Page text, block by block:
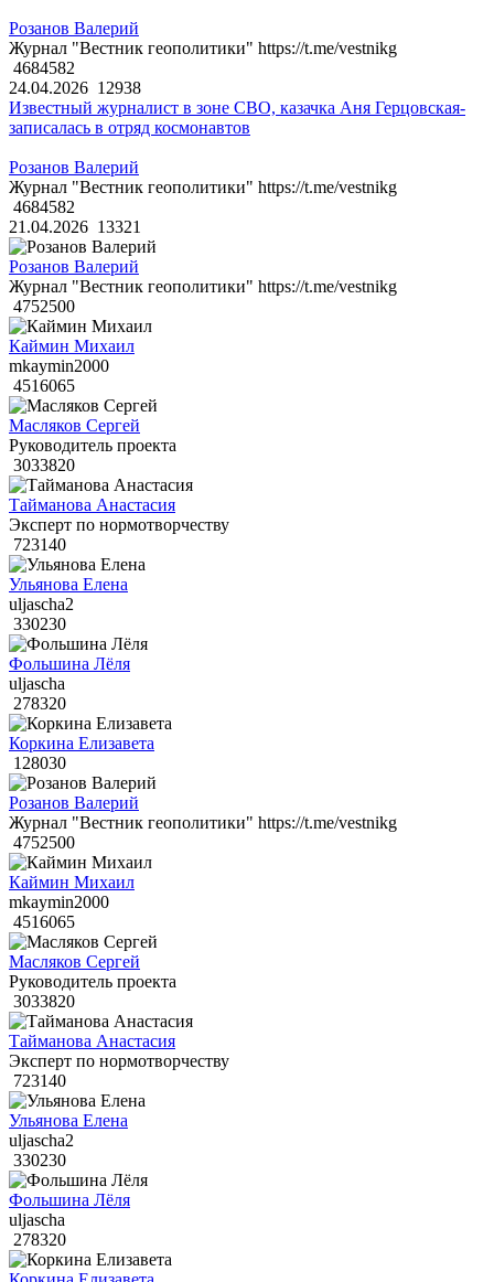
Розанов Валерий
Журнал "Вестник геополитики" https://t.me/vestnikg
4684582
24.04.2026 12938
Известный журналист в зоне СВО, казачка Аня Герцовская-
записалась в отряд космонавтов
Розанов Валерий
Журнал "Вестник геополитики" https://t.me/vestnikg
4684582
21.04.2026 13321
Розанов Валерий
Журнал "Вестник геополитики" https://t.me/vestnikg
4752500
Каймин Михаил
mkaymin2000
4516065
Масляков Сергей
Руководитель проекта
3033820
Тайманова Анастасия
Эксперт по нормотворчеству
723140
Ульянова Елена
uljascha2
330230
Фольшина Лёля
uljascha
278320
Коркина Елизавета
128030
Розанов Валерий
Журнал "Вестник геополитики" https://t.me/vestnikg
4752500
Каймин Михаил
mkaymin2000
4516065
Масляков Сергей
Руководитель проекта
3033820
Тайманова Анастасия
Эксперт по нормотворчеству
723140
Ульянова Елена
uljascha2
330230
Фольшина Лёля
uljascha
278320